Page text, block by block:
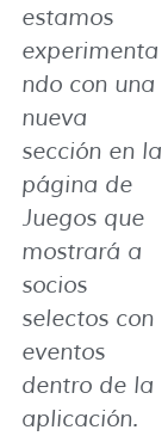
estamos
experimenta
ndo con una
nueva
sección en la
página de
Juegos que
mostrará a
socios
selectos con
eventos
dentro de la
aplicación.